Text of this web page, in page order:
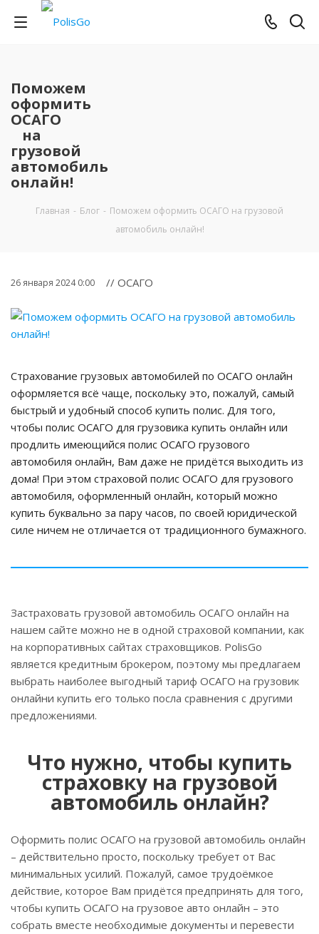
Поможем
оформить
ОСАГО
на
грузовой
автомобиль
онлайн!
Главная - Блог - Поможем оформить ОСАГО на грузовой
автомобиль онлайн!
26 января 2024 0:00 // OCAГО
Страхование грузовых автомобилей по ОСАГО онлайн
оформляется всё чаще, поскольку это, пожалуй, самый
быстрый и удобный способ купить полис. Для того,
чтобы полис ОСАГО для грузовика купить онлайн или
продлить имеющийся полис ОСАГО грузового
автомобиля онлайн, Вам даже не придётся выходить из
дома! При этом страховой полис ОСАГО для грузового
автомобиля, оформленный онлайн, который можно
купить буквально за пару часов, по своей юридической
силе ничем не отличается от традиционного бумажного.
Застраховать грузовой автомобиль ОСАГО онлайн на
нашем сайте можно не в одной страховой компании, как
на корпоративных сайтах страховщиков. PolisGo
является кредитным брокером, поэтому мы предлагаем
выбрать наиболее выгодный тариф ОСАГО на грузовик
онлайни купить его только посла сравнения с другими
предложениями.
Что нужно, чтобы купить
страховку на грузовой
автомобиль онлайн?
Оформить полис ОСАГО на грузовой автомобиль онлайн
– действительно просто, поскольку требует от Вас
минимальных усилий. Пожалуй, самое трудоёмкое
действие, которое Вам придётся предпринять для того,
чтобы купить ОСАГО на грузовое авто онлайн – это
собрать вместе необходимые документы и перевести